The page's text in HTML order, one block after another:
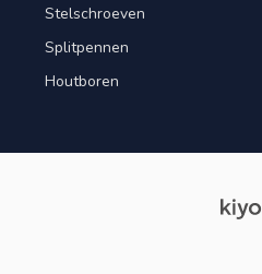
Stelschroeven
Splitpennen
Houtboren